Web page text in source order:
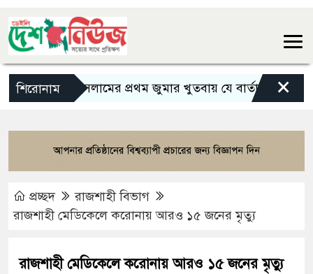
শিরোনামইসলামের প্রথম জুমার খুতবায় যে বার্তা দেন মহানবী
×
প্রচ্ছদ
রাজশাহী বিভাগ
রাজশাহী মেডিকেলে করোনায় আরও ১৫ জনের মৃত্যু
রাজশাহী মেডিকেলে করোনায় আরও ১৫ জনের মৃত্যু